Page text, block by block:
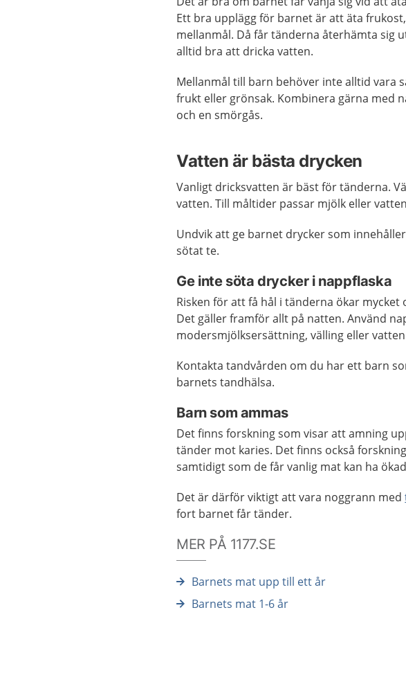
Ett bra upplägg för barnet är att äta
mellanmål. Då får tänderna återhämta sig
alltid bra att dricka vatten.
Mellanmål till barn behöver inte alltid vara
frukt eller grönsak. Kombinera gärna med
och en smörgås.
Vatten är bästa drycken
Vanligt dricksvatten är bäst för tänderna.
vatten. Till måltider passar mjölk eller
Undvik att ge barnet drycker som
sötat te.
Ge inte söta drycker i nappflaska
Risken för att få hål i tänderna ökar
Det gäller framför allt på natten. Använd
modersmjölksersättning, välling eller
Kontakta tandvården om du har ett barn
barnets tandhälsa.
Barn som ammas
Det finns forskning som visar att amning
tänder mot karies. Det finns också
samtidigt som de får vanlig mat kan ha
Det är därför viktigt att vara noggrann med
fort barnet får tänder.
MER PÅ 1177.SE
Barnets mat upp till ett år
Barnets mat 1-6 år